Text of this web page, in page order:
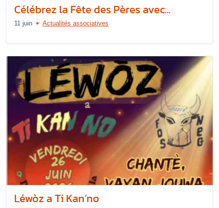
Célébrez la Fête des Pères avec...
11 juin Actualités associatives
Léwòz a Ti Kan’no